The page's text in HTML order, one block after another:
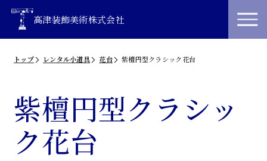
高津装飾美術株式会社
トップ レンタル小道具 花台 紫檀円型クラシック花台
紫檀円型クラシッ
ク花台